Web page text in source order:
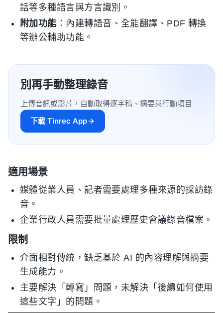
話等多種語言與方言識別。
附加功能 ：內建轉語音、全能翻譯、PDF 轉換
等辦公輔助功能。
別再手動整理錄音
上傳音訊或影片，自動取得逐字稿、摘要與行動項目
下載 Tinrec App
適用場景
媒體從業人員、記者需要處理多種來源的採訪錄
音。
企業行政人員需要批量處理歷史會議錄音檔案。
限制
介面相對傳統，缺乏基於 AI 的內容理解與摘要
生成能力。
主要解決「轉寫」問題，未解決「後續如何使用
這些文字」的問題。